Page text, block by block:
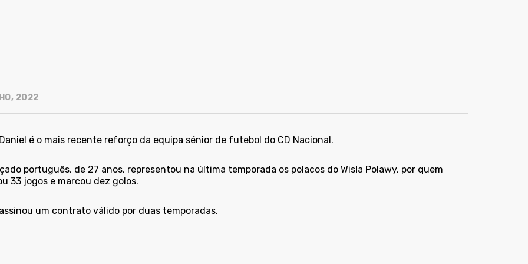
2022
é o mais recente reforço da equipa sénior de futebol do CD Nacional.
português, de 27 anos, representou na última temporada os polacos do Wisla Polawy, por quem
33 jogos e marcou dez golos.
um contrato válido por duas temporadas.